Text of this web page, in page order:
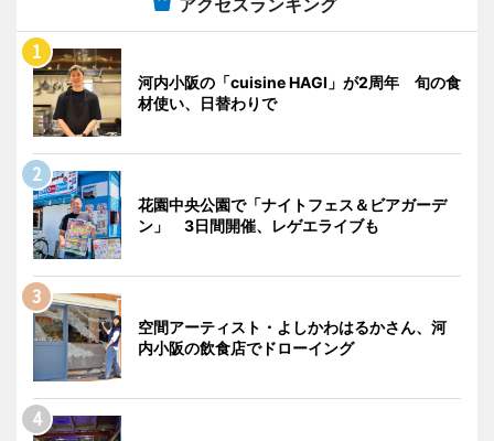
河内小阪の「cuisine HAGI」が2周年 旬の食
材使い、日替わりで
花園中央公園で「ナイトフェス＆ビアガーデ
ン」 3日間開催、レゲエライブも
空間アーティスト・よしかわはるかさん、河
内小阪の飲食店でドローイング